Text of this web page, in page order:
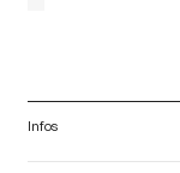
Infos